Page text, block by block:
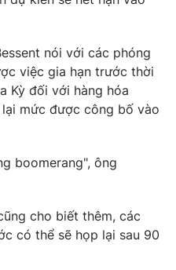
897 897
nói với các phóng
việc gia hạn trước thời
Kỳ đối với hàng hóa
mức được công bố vào
boomerang", ông
cho biết thêm, các
có thể sẽ họp lại sau 90